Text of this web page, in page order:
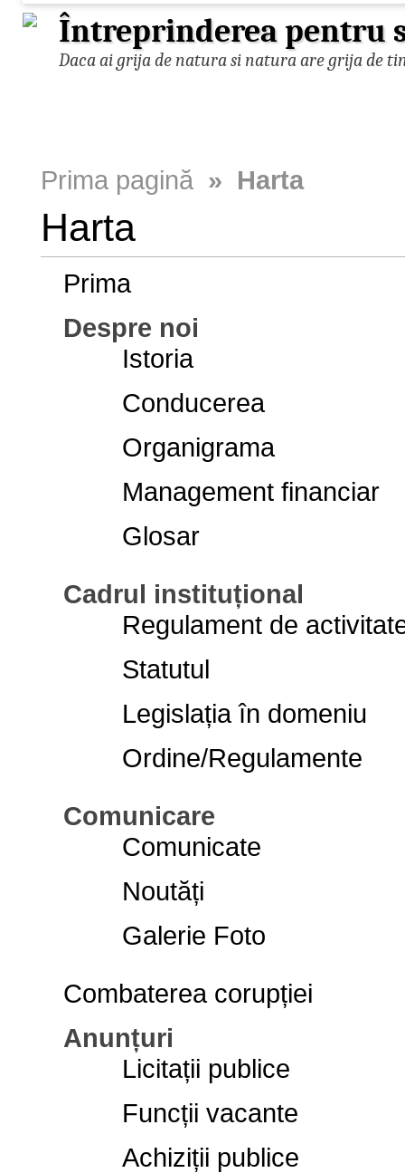
Întreprinderea pentru
Daca ai grija de natura si natura are grija de
Prima pagină » Harta
Harta
Prima
Despre noi
Istoria
Conducerea
Organigrama
Management financiar
Glosar
Cadrul instituțional
Regulament de
Statutul
Legislația în domeniu
Ordine/Regulamente
Comunicare
Comunicate
Noutăți
Galerie Foto
Combaterea corupției
Anunțuri
Licitații publice
Funcții vacante
Achiziții publice